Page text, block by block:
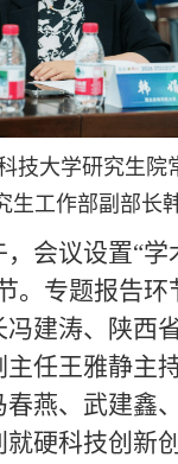
技大学研究生院
生工作部副部长
，会议设置“
。专题报告环
建涛、陕西
任王雅静主
燕、武建鑫
硬科技创新